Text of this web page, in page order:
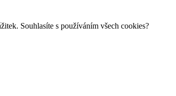
Souhlasíte s používáním všech cookies?